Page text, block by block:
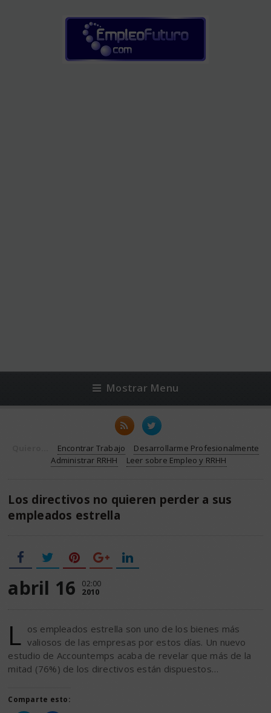
Mostrar Menu
Encontrar Trabajo
Desarrollarme Profesionalmente
Administrar RRHH
Leer sobre Empleo y RRHH
Los directivos no quieren perder a sus
empleados estrella
abril 16 02:00
2010
L os empleados estrella son uno de los bienes más
valiosos de las empresas por estos días. Un nuevo
estudio de Accountemps acaba de revelar que más de la
mitad (76%) de los directivos están dispuestos…
Comparte esto: